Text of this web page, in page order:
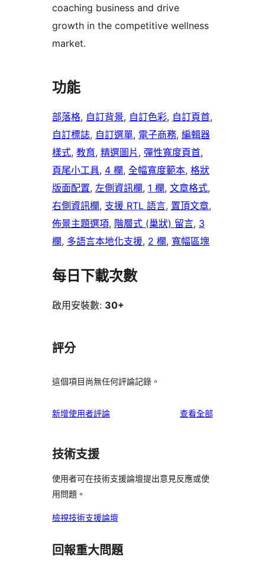
coaching business and drive
growth in the competitive wellness
market.
功能
部落格, 自訂背景, 自訂色彩, 自訂頁首
自訂標誌, 自訂選單, 電子商務, 編輯器
樣式, 教育, 精選圖片 , 彈性寬度頁首
頁尾小工具, 4 欄, 全幅寬度範本, 格狀
版面配置, 左側資訊欄, 1 欄, 文章格式
右側資訊欄, 支援 RTL 語言, 置頂文章
佈景主題選項, 階層式 (巢狀) 留言, 3
欄, 多語言本地化支援, 2 欄, 寬幅區塊
每日下載次數
啟用安裝數: 30+
評分
這個項目尚無任何評論記錄。
新增使用者評論 查看全部使
技術支援
使用者可在技術支援論壇提出意見反應或使
用問題。
檢視技術支援論壇
回報重大問題